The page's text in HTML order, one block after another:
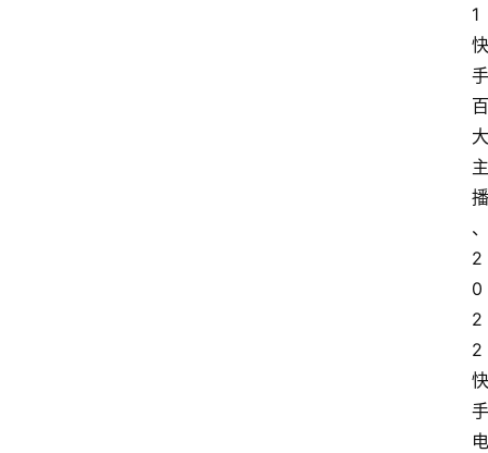
1
快
手
百
大
主
播
、
2
0
2
2
快
手
电